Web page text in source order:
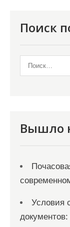
Поиск
Вышло
Условия